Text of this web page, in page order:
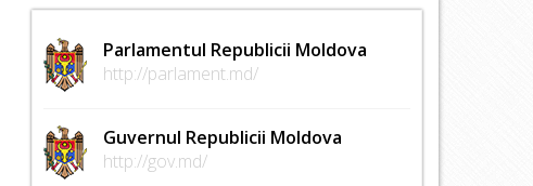
Parlamentul Republicii Moldova
http://parlament.md/
Guvernul Republicii Moldova
http://gov.md/